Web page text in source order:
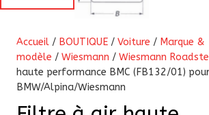
Accueil / BOUTIQUE / Voiture / Marque &
modèle / Wiesmann / Wiesmann
haute performance BMC (FB132/01) pour
BMW/Alpina/Wiesmann